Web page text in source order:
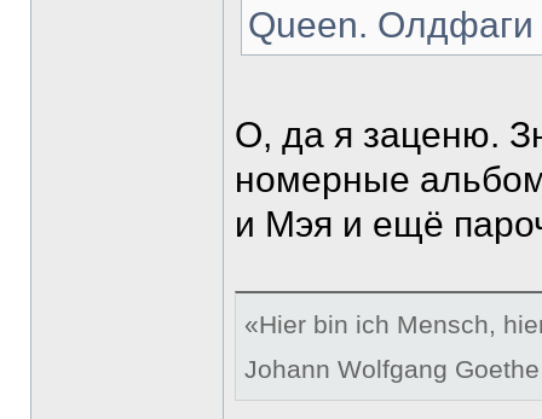
Queen. Олдфаги
О, да я заценю.
номерные
и Мэя и ещё
«Hier bin ich Mensch,
Johann Wolfgang